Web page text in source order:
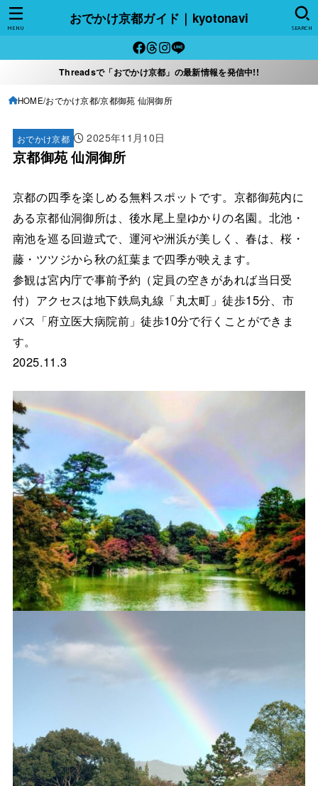
おでかけ京都ガイド｜kyotonavi
SEARCH
MENU
Threadsで「おでかけ京都」の最新情報を発信中!!
HOME おでかけ京都 京都御苑 仙洞御所
おでかけ京都 2025年11月10日
京都御苑 仙洞御所
京都の四季を楽しめる無料スポットです。京都御苑内に
ある京都仙洞御所は、後水尾上皇ゆかりの名園。北池・
南池を巡る回遊式で、運河や洲浜が美しく、春は、桜・
藤・ツツジから秋の紅葉まで四季が映えます。
参観は宮内庁で事前予約（定員の空きがあれば当日受
付）アクセスは地下鉄烏丸線「丸太町」徒歩15分、市
バス「府立医大病院前」徒歩10分で行くことができま
す。
2025.11.3